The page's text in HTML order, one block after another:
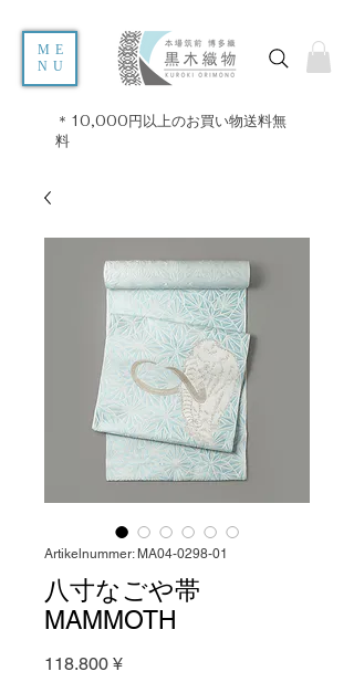
ME
NU
＊10,000円以上のお買い物送料無
料
Artikelnummer: MA04-0298-01
八寸なごや帯
MAMMOTH
118.800 ¥Preis